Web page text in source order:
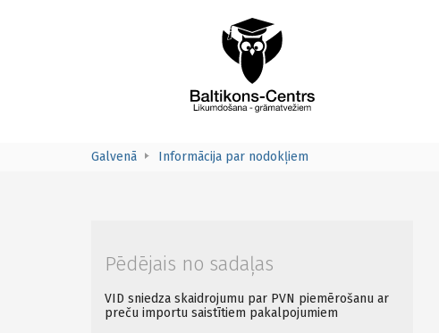
Galvenā Informācija par nodokļiem
Pēdējais no sadaļas
VID sniedza skaidrojumu par PVN piemērošanu ar
preču importu saistītiem pakalpojumiem